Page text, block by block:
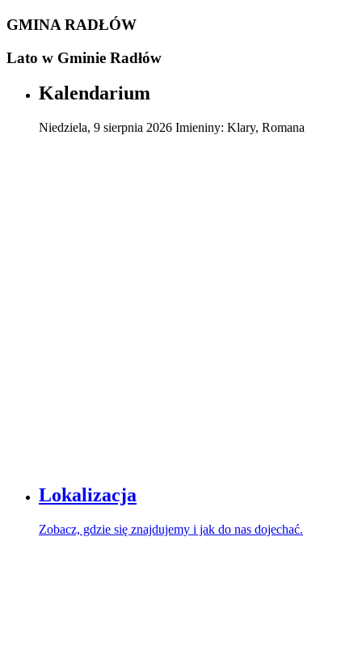
GMINA RADŁÓW
Lato w Gminie Radłów
Kalendarium
Niedziela, 9 sierpnia 2026 Imieniny: Klary, Romana
Lokalizacja
Zobacz, gdzie się znajdujemy i jak do nas dojechać.